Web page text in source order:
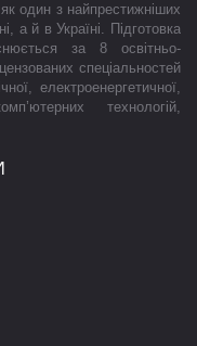
як один з найпрестижніших
а й в Україні. Підготовка
за 8 освітньо-
спеціальностей
електроенергетичної,
технологій,